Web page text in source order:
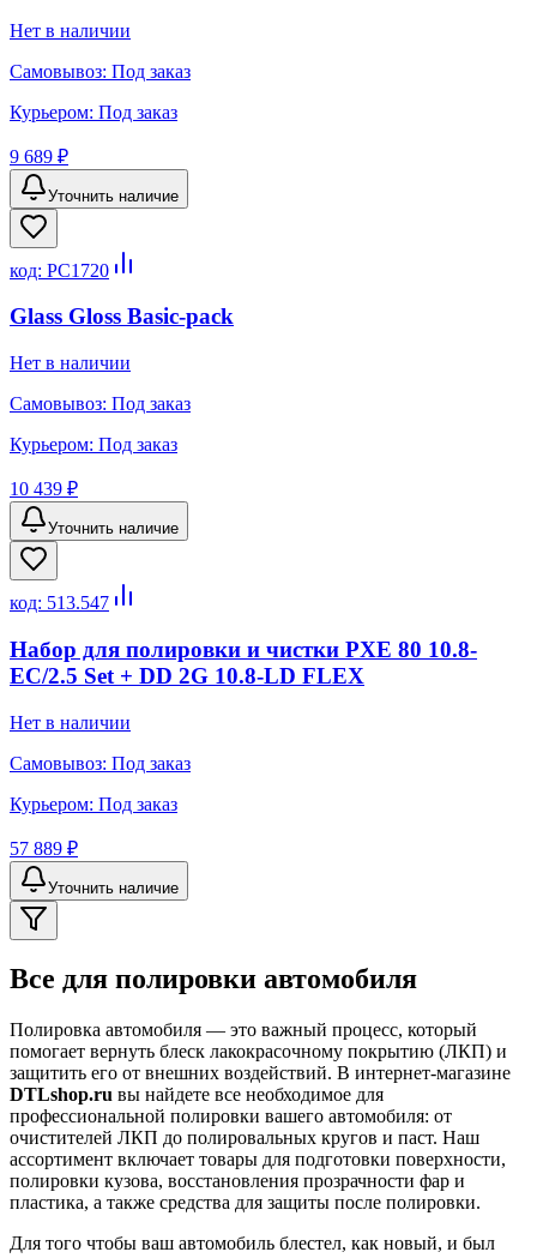
Нет в наличии
Самовывоз: Под заказ
Курьером: Под заказ
9 689 ₽
Уточнить наличие
код: PC1720
Glass Gloss Basic-pack
Нет в наличии
Самовывоз: Под заказ
Курьером: Под заказ
10 439 ₽
Уточнить наличие
код: 513.547
Набор для полировки и чистки PXE 80 10.8-
EC/2.5 Set + DD 2G 10.8-LD FLEX
Нет в наличии
Самовывоз: Под заказ
Курьером: Под заказ
57 889 ₽
Уточнить наличие
Все для полировки автомобиля
Полировка автомобиля — это важный процесс, который
помогает вернуть блеск лакокрасочному покрытию (ЛКП) и
защитить его от внешних воздействий. В интернет-магазине
DTLshop.ru вы найдете все необходимое для
профессиональной полировки вашего автомобиля: от
очистителей ЛКП до полировальных кругов и паст. Наш
ассортимент включает товары для подготовки поверхности,
полировки кузова, восстановления прозрачности фар и
пластика, а также средства для защиты после полировки.
Для того чтобы ваш автомобиль блестел, как новый, и был